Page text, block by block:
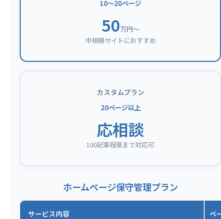
10〜20ページ
50万円〜
中規模サイトにおすすめ
カスタムプラン
20ページ以上
応相談
100記事程度まで対応可
ホームページ保守管理プラン
サービス内容
ベ